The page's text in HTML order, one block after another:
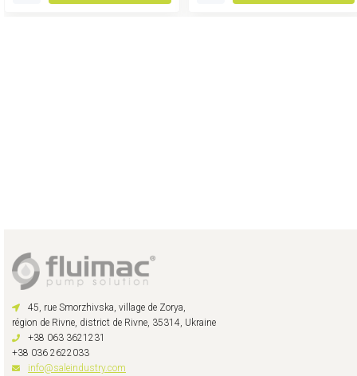
45, rue Smorzhivska, village de Zorya,
région de Rivne, district de Rivne, 35314, Ukraine
+38 063 3621231
+38 036 2622033
info@saleindustry.com